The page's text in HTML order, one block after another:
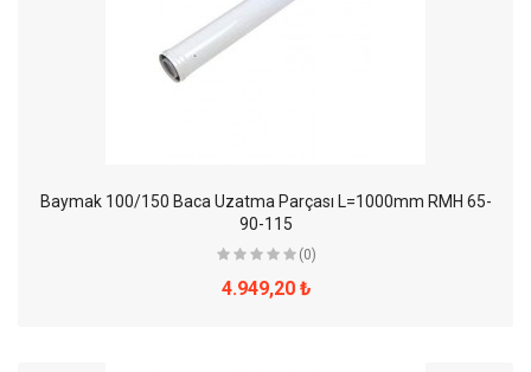
Baymak 100/150 Baca Uzatma Parçası L=1000mm RMH 65-
90-115
(0)
4.949,20 ₺